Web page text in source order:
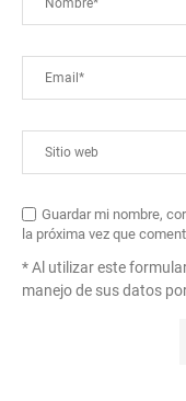
Guardar mi nombre,
la próxima vez que
* Al utilizar este
manejo de sus datos